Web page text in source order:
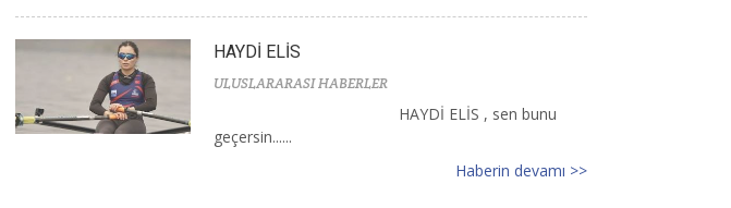
HAYDİ ELİS
ULUSLARARASI HABERLER
HAYDİ ELİS , sen bunu
geçersin......
Haberin devamı >>